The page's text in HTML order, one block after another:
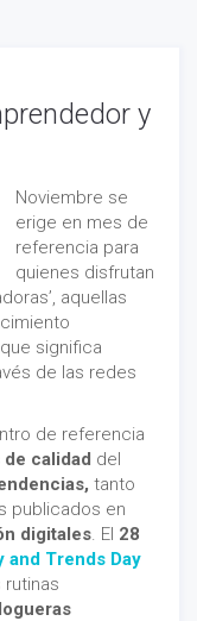
y
Noviembre se
erige en mes de
referencia para
quienes disfrutan
aquellas
significa
de las redes
de referencia
calidad del
tanto
publicados en
digitales. El 28
and Trends Day